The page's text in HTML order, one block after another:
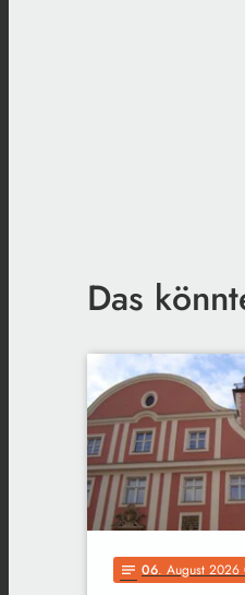
Das
notes 06. August